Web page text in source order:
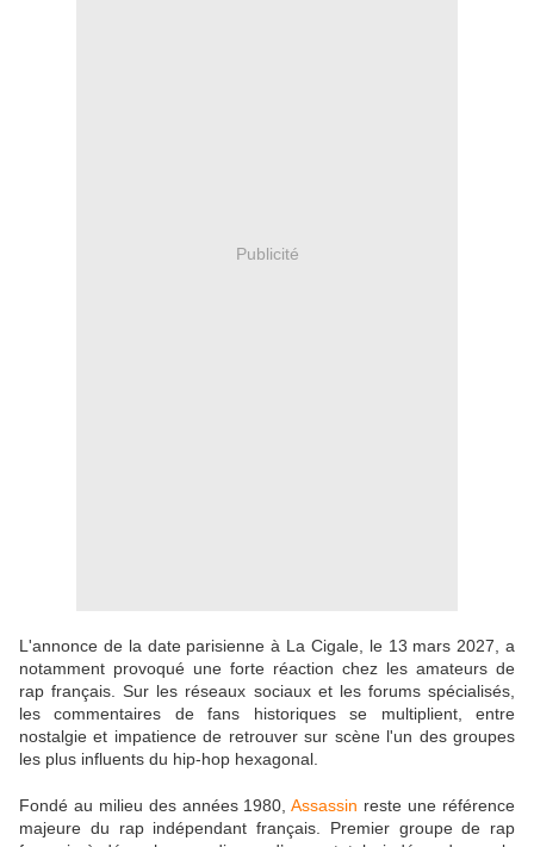
Publicité
L'annonce de la date parisienne à La Cigale, le 13 mars 2027, a
notamment provoqué une forte réaction chez les amateurs de
rap français. Sur les réseaux sociaux et les forums spécialisés,
les commentaires de fans historiques se multiplient, entre
nostalgie et impatience de retrouver sur scène l'un des groupes
les plus influents du hip-hop hexagonal.
Fondé au milieu des années 1980,Assassin reste une référence
majeure du rap indépendant français. Premier groupe de rap